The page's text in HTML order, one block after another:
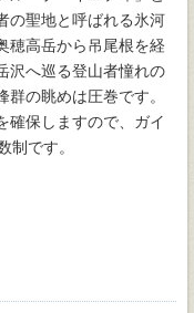
の聖地と呼ばれる氷河
穂高岳から吊尾根を経
沢へ巡る登山者憧れの
の眺めは圧巻です。
確保しますので、ガイ
制です。